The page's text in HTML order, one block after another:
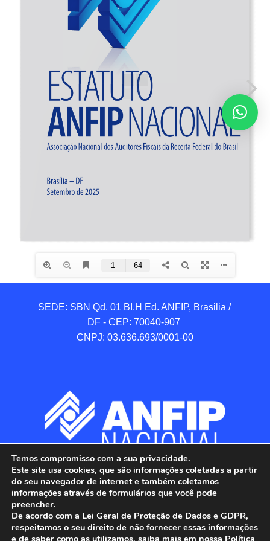
SEDE: SBN Qd. 01 BI.H Ed. ANFIP, Brasilia /
DF - CEP: 70040-907
CNPJ: 03.636.693/0001-00
Temos compromisso com a sua privacidade.
Este site usa cookies, que são informações coletadas a partir
do seu navegador de internet e também coletamos
informações através de formulários que você pode
preencher.
De acordo com a Lei Geral de Proteção de Dados e GDPR,
respeitamos o seu direito de não fornecer essas informações
e de saber como as utilizamos, saiba mais em nossa Política